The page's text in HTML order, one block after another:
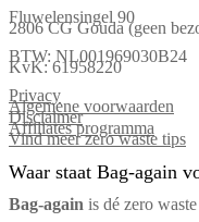
Fluwelensingel 90
2806 CG Gouda (geen
BTW: NL001969030B24
KvK: 61958220
Privacy
Algemene voorwaarden
Disclaimer
Affiliates programma
Vind meer zero waste tips
Waar staat Bag-again
Bag‑again is dé zero